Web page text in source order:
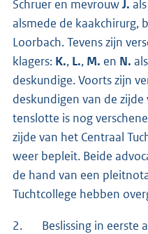
Schruer en mevrouwJ.
alsmede de kaakchirurg,
Loorbach. Tevens zijn
klagers: K., L., M. en N.
deskundige. Voorts zijn
deskundigen van de
tenslotte is nog
zijde van het Centraal
weer bepleit. Beide
de hand van een
Tuchtcollege hebben
2. Beslissing in eerste